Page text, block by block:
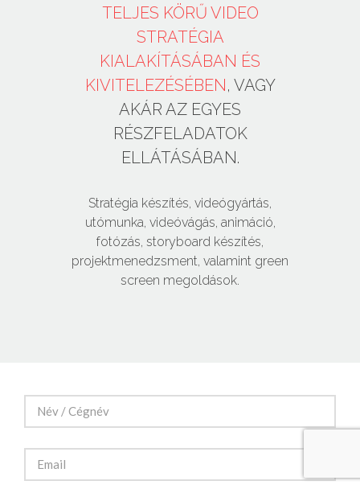
TELJES KÖRŰ VIDEO
STRATÉGIA
KIALAKÍTÁSÁBAN ÉS
KIVITELEZÉSÉBEN, VAGY
AKÁR AZ EGYES
RÉSZFELADATOK
ELLÁTÁSÁBAN.
Stratégia készítés, videógyártás,
utómunka, videóvágás, animáció,
fotózás, storyboard készítés,
projektmenedzsment, valamint green
screen megoldások.